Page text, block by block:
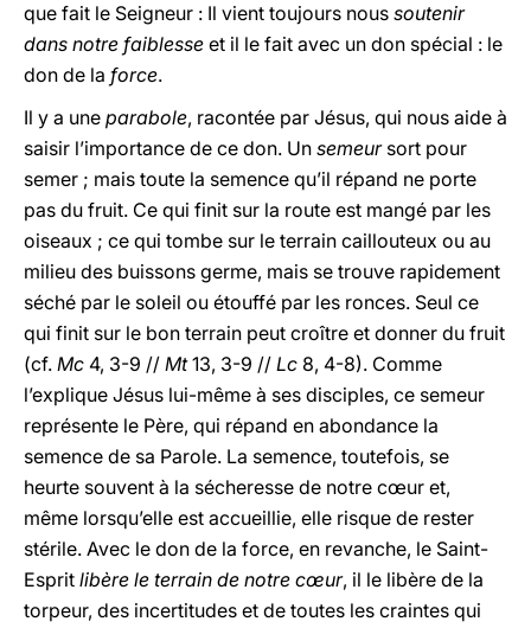
que fait le Seigneur : Il vient toujours nous soutenir
dans notre faiblesse et il le fait avec un don spécial : le
don de la force.
Il y a une parabole, racontée par Jésus, qui nous aide à
saisir l’importance de ce don. Un semeur sort pour
semer ; mais toute la semence qu’il répand ne porte
pas du fruit. Ce qui finit sur la route est mangé par les
oiseaux ; ce qui tombe sur le terrain caillouteux ou au
milieu des buissons germe, mais se trouve rapidement
séché par le soleil ou étouffé par les ronces. Seul ce
qui finit sur le bon terrain peut croître et donner du fruit
(cf. Mc 4, 3-9 // Mt13, 3-9 // Lc 8, 4-8). Comme
l’explique Jésus lui-même à ses disciples, ce semeur
représente le Père, qui répand en abondance la
semence de sa Parole. La semence, toutefois, se
heurte souvent à la sécheresse de notre cœur et,
même lorsqu’elle est accueillie, elle risque de rester
stérile. Avec le don de la force, en revanche, le Saint-
Esprit libère le terrain de notre cœur, il le libère de la
torpeur, des incertitudes et de toutes les craintes qui